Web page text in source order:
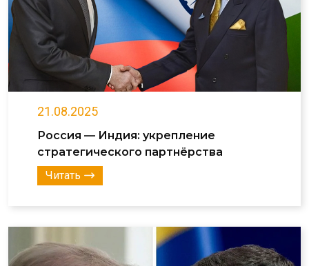
21.08.2025
Россия — Индия: укрепление
стратегического партнёрства
Читать